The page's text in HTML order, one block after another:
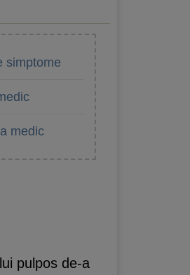
simptome
medic
pulpos de-a